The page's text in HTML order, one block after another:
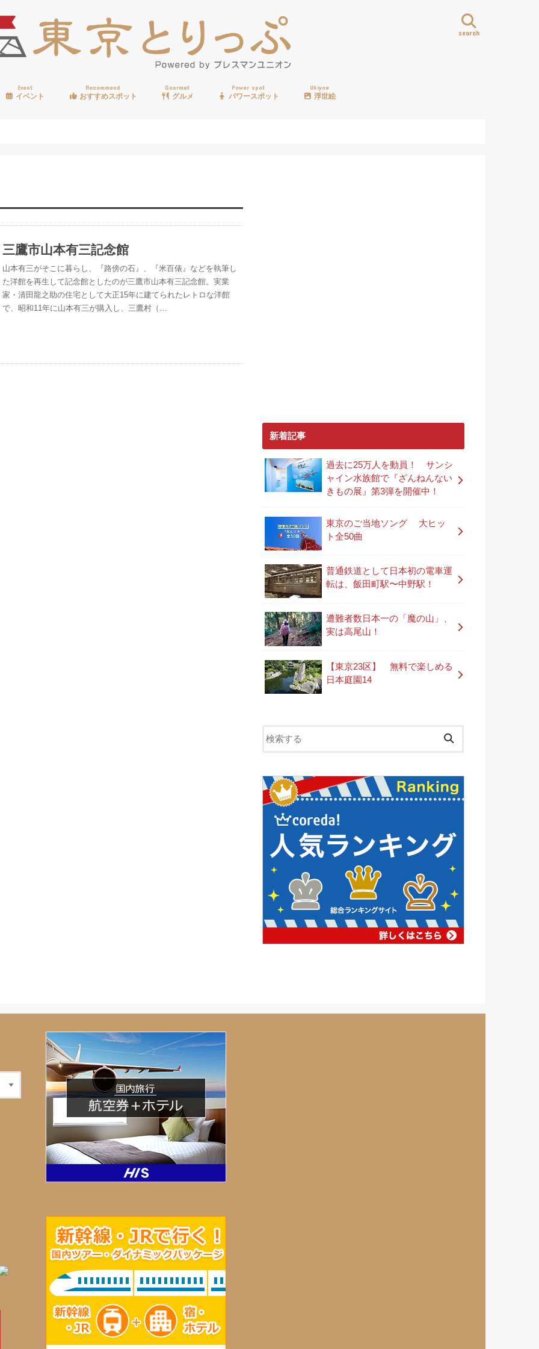
search
Event
イベント
Recommend
おすすめスポット
Gourmet
グルメ
Power spot
パワースポット
Ukiyoe
浮世絵
三鷹市山本有三記念館
山本有三がそこに暮らし、『路傍の石』、『米百俵』などを執筆し
た洋館を再生して記念館としたのが三鷹市山本有三記念館。実業
家・清田龍之助の住宅として大正15年に建てられたレトロな洋館
で、昭和11年に山本有三が購入し、三鷹村（…
新着記事
過去に25万人を動員！ サンシ
ャイン水族館で『ざんねんない
きもの展』第3弾を開催中！
東京のご当地ソング 大ヒッ
ト全50曲
普通鉄道として日本初の電車運
転は、飯田町駅〜中野駅！
遭難者数日本一の「魔の山」、
実は高尾山！
【東京23区】 無料で楽しめる
日本庭園14